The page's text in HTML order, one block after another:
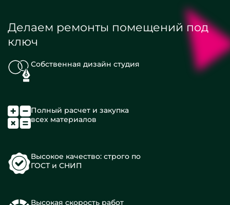
Делаем ремонты помещений под
ключ
Собственная дизайн студия
Полный расчет и закупка
всех материалов
Высокое качество: строго по
ГОСТ и СНИП
Высокая скорость работ